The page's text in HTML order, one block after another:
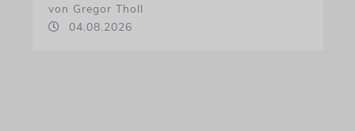
von Gregor Tholl
04.08.2026